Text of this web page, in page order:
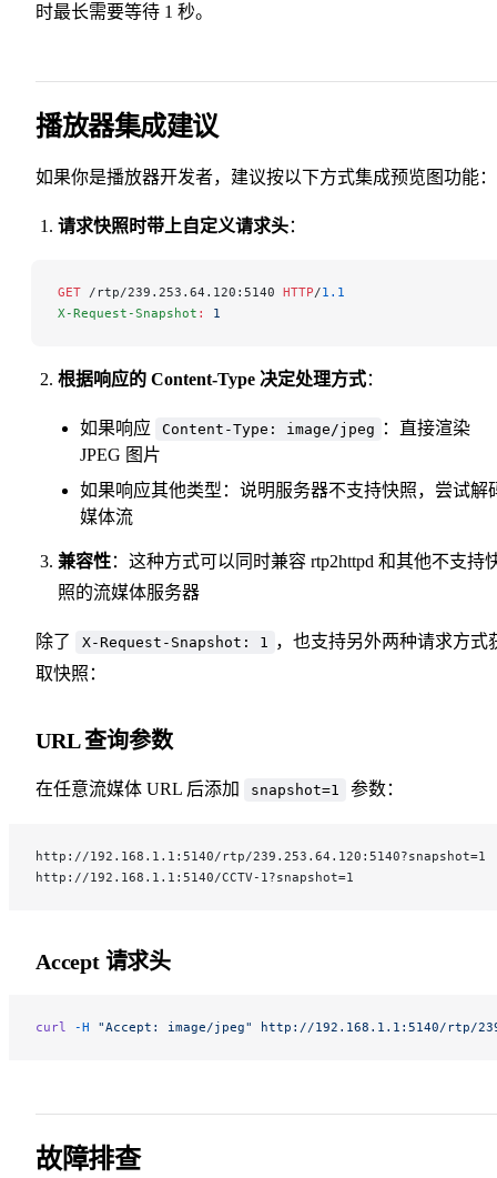
时最长需要等待 1 秒。
播放器集成建议
如果你是播放器开发者，建议按以下方式集成预览图功能：
请求快照时带上自定义请求头：
GET /rtp/239.253.64.120:5140 HTTP/1.1
X-Request-Snapshot : 1
根据响应的 Content-Type 决定处理方式：
如果响应 Content-Type: image/jpeg
：直接渲染
JPEG 图片
如果响应其他类型：说明服务器不支持快照，尝试解
媒体流
兼容性：这种方式可以同时兼容 rtp2httpd 和其他不支持
照的流媒体服务器
除了 X-Request-Snapshot: 1
，也支持另外两种请求方式
取快照：
URL 查询参数
在任意流媒体 URL 后添加 snapshot=1 参数：
http://192.168.1.1:5140/rtp/239.253.64.120:5140?snapshot=1
http://192.168.1.1:5140/CCTV-1?snapshot=1
Accept 请求头
curl -H "Accept: image/jpeg" http://192.168.1.1:5140/rtp/
故障排查